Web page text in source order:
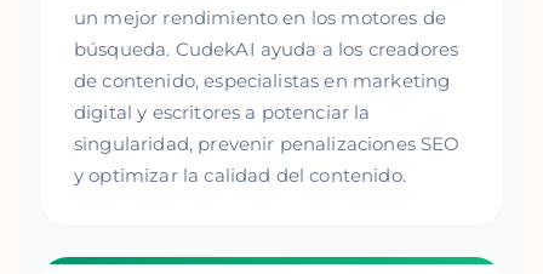
un mejor rendimiento en los motores de
búsqueda. CudekAI ayuda a los creadores
de contenido, especialistas en marketing
digital y escritores a potenciar la
singularidad, prevenir penalizaciones SEO
y optimizar la calidad del contenido.